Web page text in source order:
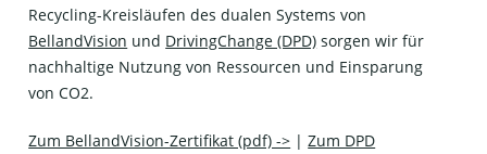
Recycling-Kreisläufen des dualen Systems von
BellandVision und DrivingChange (DPD) sorgen wir für
nachhaltige Nutzung von Ressourcen und Einsparung
von CO2.
Zum BellandVision-Zertifikat (pdf) -> |Zum DPD